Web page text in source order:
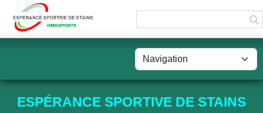
ESPÉRANCE SPORTIVE DE STAINS
Panneau de gestion des cookies